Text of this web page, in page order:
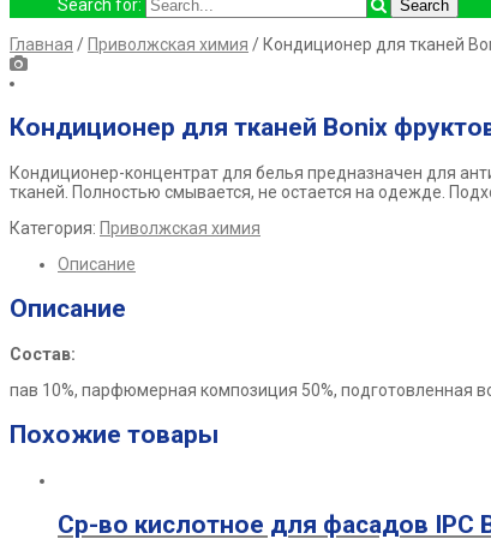
Search for:
Главная / Приволжская химия / Кондиционер для тканей
Кондиционер для тканей Bonix
Кондиционер-концентрат для белья предназначен для
тканей. Полностью смывается, не остается на одежде.
Категория: Приволжская химия
Описание
Описание
Состав:
пав 10%, парфюмерная композиция 50%, подготовленная
Похожие товары
Ср-во кислотное для фасадов IPC